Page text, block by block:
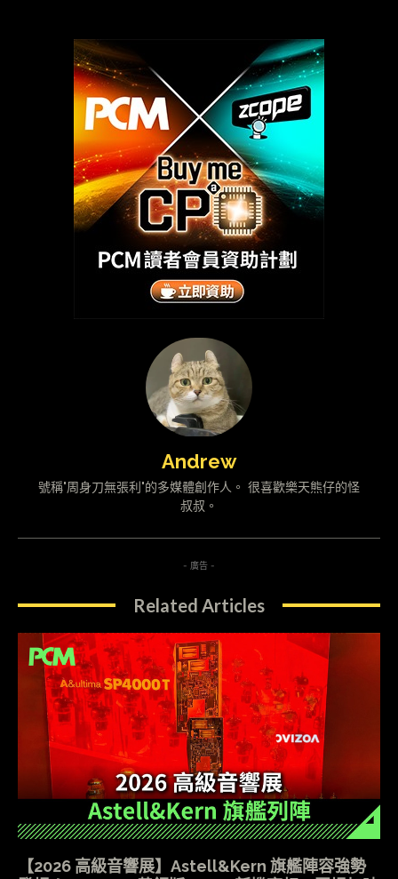
Andrew
號稱"周身刀無張利"的多媒體創作人。 很喜歡樂天熊仔的怪
叔叔。
- 廣告 -
Related Articles
【2026 高級音響展】Astell&Kern 旗艦陣容強勢